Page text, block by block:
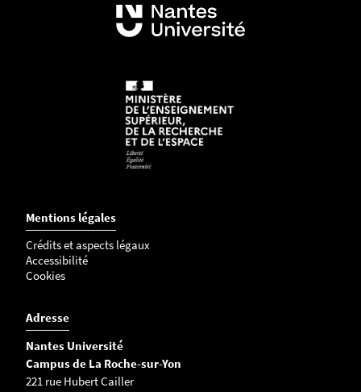
Mentions légales
Crédits et aspects légaux
Accessibilité
Cookies
Adresse
Nantes Université
Campus de La Roche-sur-Yon
221 rue Hubert Cailler